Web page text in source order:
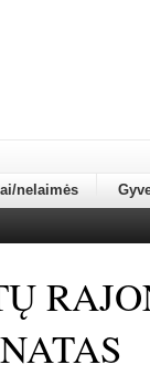
nelaimės